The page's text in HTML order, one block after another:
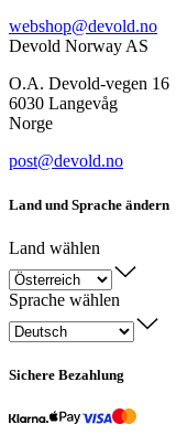
webshop@devold.no
Devold Norway AS
O.A. Devold-vegen 16
6030 Langevåg
Norge
post@devold.no
Land und Sprache ändern
Land wählen
Sprache wählen
Sichere Bezahlung